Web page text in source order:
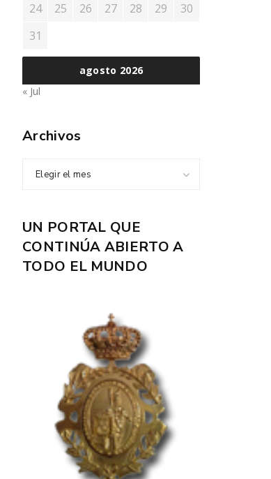
agosto 2026
24
25 26 27 28 29
30
31
« Jul
Archivos
Elegir el mes
UN PORTAL QUE
CONTINÚA ABIERTO A
TODO EL MUNDO